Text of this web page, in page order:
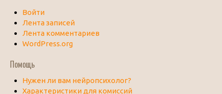
Войти
Лента записей
Лента комментариев
WordPress.org
Помощь
Нужен ли вам нейропсихолог?
Характеристики для комиссий